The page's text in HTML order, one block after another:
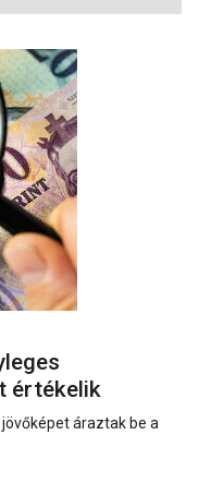
értékelik
áraztak be a